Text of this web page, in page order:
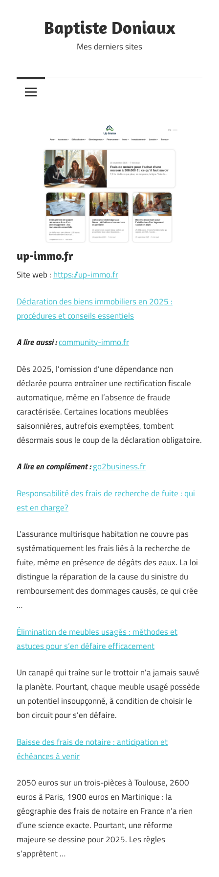
Baptiste Doniaux
Mes derniers sites
up-immo.fr
Site web : https://up-immo.fr
Déclaration des biens immobiliers en 2025 :
procédures et conseils essentiels
A lire aussi :community-immo.fr
Dès 2025, l’omission d’une dépendance non
déclarée pourra entraîner une rectification fiscale
automatique, même en l’absence de fraude
caractérisée. Certaines locations meublées
saisonnières, autrefois exemptées, tombent
désormais sous le coup de la déclaration obligatoire.
A lire en complément :go2business.fr
Responsabilité des frais de recherche de fuite : qui
est en charge?
L’assurance multirisque habitation ne couvre pas
systématiquement les frais liés à la recherche de
fuite, même en présence de dégâts des eaux. La loi
distingue la réparation de la cause du sinistre du
remboursement des dommages causés, ce qui crée
…
Élimination de meubles usagés : méthodes et
astuces pour s’en défaire efficacement
Un canapé qui traîne sur le trottoir n’a jamais sauvé
la planète. Pourtant, chaque meuble usagé possède
un potentiel insoupçonné, à condition de choisir le
bon circuit pour s’en défaire.
Baisse des frais de notaire : anticipation et
échéances à venir
2050 euros sur un trois-pièces à Toulouse, 2600
euros à Paris, 1900 euros en Martinique : la
géographie des frais de notaire en France n’a rien
d’une science exacte. Pourtant, une réforme
majeure se dessine pour 2025. Les règles
s’apprêtent …